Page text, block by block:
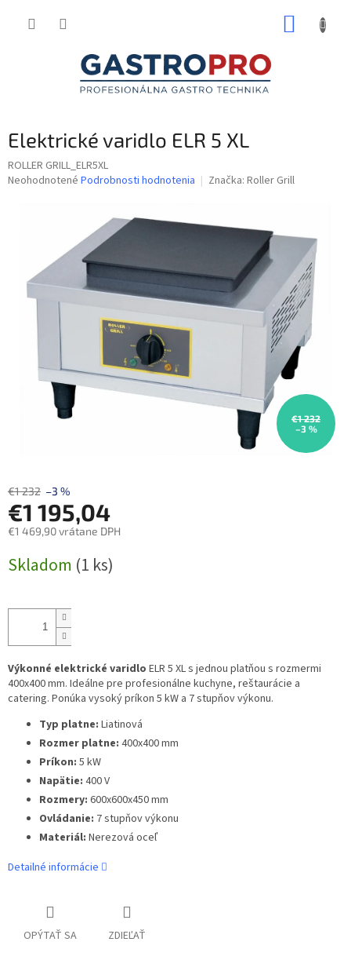
Elektrické varidlo ELR 5 XL
ROLLER GRILL_ELR5XL
Priemerné
hviezdičiek.
Neohodnotené Podrobnosti hodnotenia Značka: Roller Grill
€1 232
–3 %
€1 232 –3 %
€1 195,04
€1 469,90 vrátane DPH
cena:
Skladom (1 ks)
Výkonné elektrické varidlo ELR 5 XL s jednou platňou s rozmermi
400x400 mm. Ideálne pre profesionálne kuchyne, reštaurácie a
catering. Ponúka vysoký príkon 5 kW a 7 stupňov výkonu.
Typ platne: Liatinová
Rozmer platne: 400x400 mm
Príkon: 5 kW
Napätie: 400 V
Rozmery: 600x600x450 mm
Ovládanie: 7 stupňov výkonu
Materiál: Nerezová oceľ
Detailné informácie
OPÝTAŤ SA ZDIEĽAŤ